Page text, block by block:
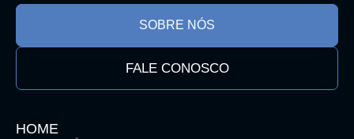
SOBRE NÓS
FALE CONOSCO
HOME